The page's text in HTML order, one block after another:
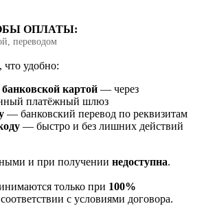
ОПЛАТЫ:
переводом
удобно:
картой — через
платёжный шлюз
— банковский перевод по реквизитам
— быстро и без лишних действий
и при получении недоступна.
только при 100%
с условиями договора.